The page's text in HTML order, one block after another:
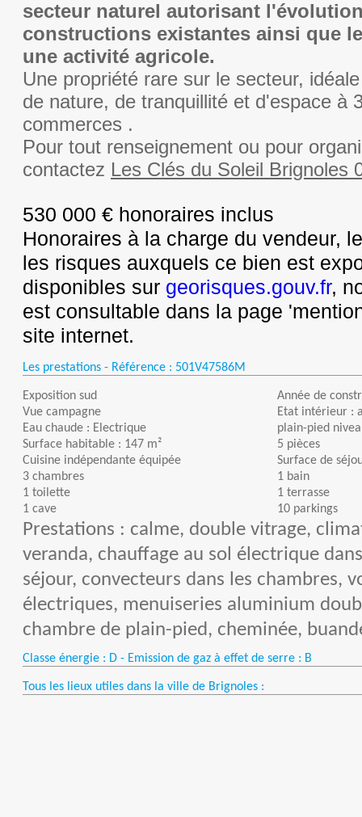
secteur naturel autorisant
constructions existantes ainsi que
une activité agricole.
Une propriété rare sur le secteur,
de nature, de tranquillité et d'espace à
commerces .
Pour tout renseignement ou pour
contactez Les Clés du Soleil Brignoles
530 000 € honoraires inclus
Honoraires à la charge du vendeur,
les risques auxquels ce bien est
disponibles sur georisques.gouv.fr,
est consultable dans la page
site internet.
Les prestations - Référence : 501V47586M
Exposition sud
Année de
Vue campagne
Etat intérieur :
Eau chaude : Electrique
plain-pied
Surface habitable : 147 m²
5 pièces
Cuisine indépendante équipée
Surface de
3 chambres
1 bain
1 toilette
1 terrasse
1 cave
10 parkings
Prestations : calme, double vitrage,
veranda, chauffage au sol électrique
séjour, convecteurs dans les chambres,
électriques, menuiseries aluminium
chambre de plain-pied, cheminée,
Classe énergie : D - Emission de gaz à effet de serre : B
Tous les lieux utiles dans la ville de Brignoles :